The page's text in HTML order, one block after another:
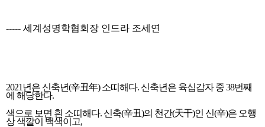
----- 세계성명학협회장 인드라 조세연
2021년은 신축년(辛丑年) 소띠해다. 신축년은 육십갑자 중 38번째
에 해당한다.
색으로 보면 흰 소띠해다. 신축(辛丑)의 천간(天干)인 신(辛)은 오행
상 색깔이 백색이고,